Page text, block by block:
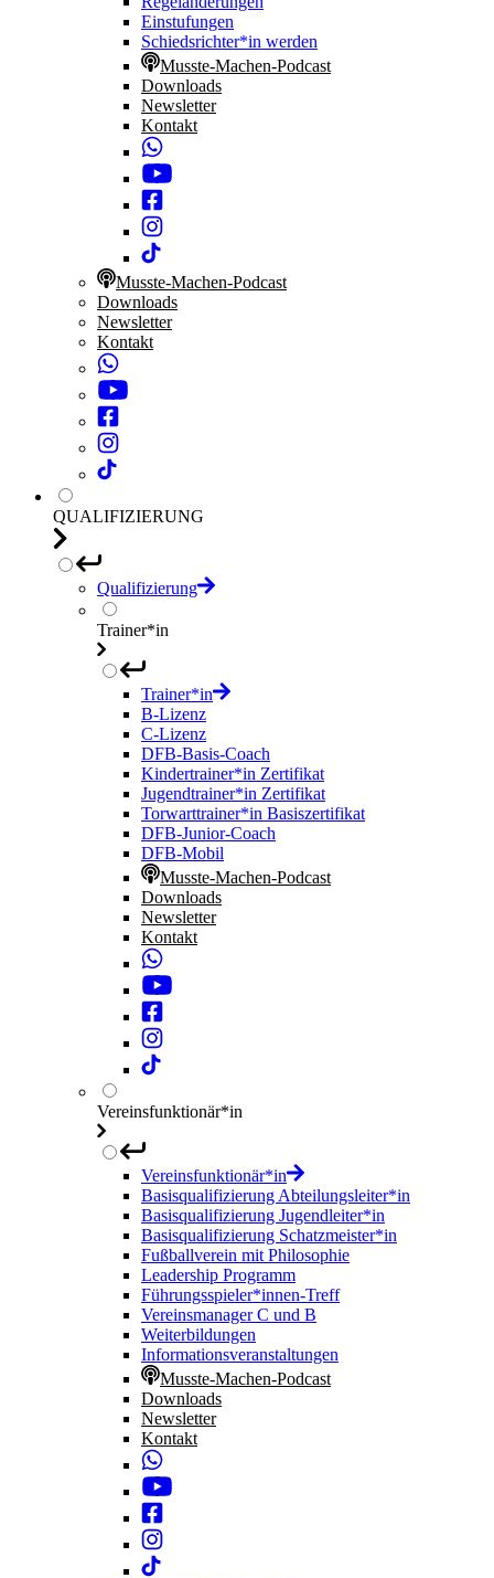
Einstufungen
Schiedsrichter*in werden
Musste-Machen-Podcast
Downloads
Newsletter
Kontakt
Musste-Machen-Podcast
Downloads
Newsletter
Kontakt
QUALIFIZIERUNG
Qualifizierung
Trainer*in
Trainer*in
B-Lizenz
C-Lizenz
DFB-Basis-Coach
Kindertrainer*in Zertifikat
Jugendtrainer*in Zertifikat
Torwarttrainer*in Basiszertifikat
DFB-Junior-Coach
DFB-Mobil
Musste-Machen-Podcast
Downloads
Newsletter
Kontakt
Vereinsfunktionär*in
Vereinsfunktionär*in
Basisqualifizierung Abteilungsleiter*in
Basisqualifizierung Jugendleiter*in
Basisqualifizierung Schatzmeister*in
Fußballverein mit Philosophie
Leadership Programm
Führungsspieler*innen-Treff
Vereinsmanager C und B
Weiterbildungen
Informationsveranstaltungen
Musste-Machen-Podcast
Downloads
Newsletter
Kontakt